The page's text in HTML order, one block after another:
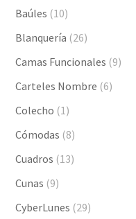
Baúles (10)
Blanquería (26)
Camas Funcionales (9)
Carteles Nombre (6)
Colecho (1)
Cómodas (8)
Cuadros (13)
Cunas (9)
CyberLunes (29)